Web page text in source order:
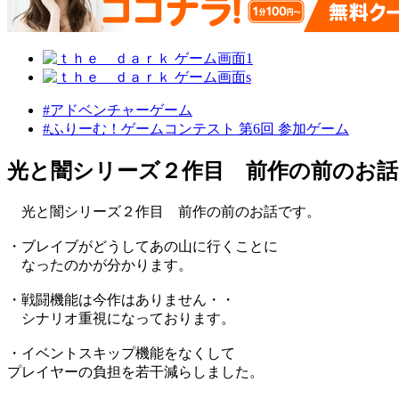
#アドベンチャーゲーム
#ふりーむ！ゲームコンテスト 第6回 参加ゲーム
光と闇シリーズ２作目 前作の前のお
光と闇シリーズ２作目 前作の前のお話です。
・ブレイブがどうしてあの山に行くことに
なったのかが分かります。
・戦闘機能は今作はありません・・
シナリオ重視になっております。
・イベントスキップ機能をなくして
プレイヤーの負担を若干減らしました。